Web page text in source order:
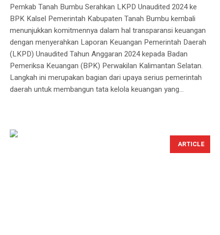
Pemkab Tanah Bumbu Serahkan LKPD Unaudited 2024 ke
BPK Kalsel Pemerintah Kabupaten Tanah Bumbu kembali
menunjukkan komitmennya dalam hal transparansi keuangan
dengan menyerahkan Laporan Keuangan Pemerintah Daerah
(LKPD) Unaudited Tahun Anggaran 2024 kepada Badan
Pemeriksa Keuangan (BPK) Perwakilan Kalimantan Selatan.
Langkah ini merupakan bagian dari upaya serius pemerintah
daerah untuk membangun tata kelola keuangan yang...
ARTICLE